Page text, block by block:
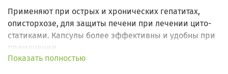
Применяют при острых и хронических гепатитах,
описторхозе, для защиты печени при лечении цито­
статиками. Капсулы более эффективны и удобны при
применении.
Показать полностью